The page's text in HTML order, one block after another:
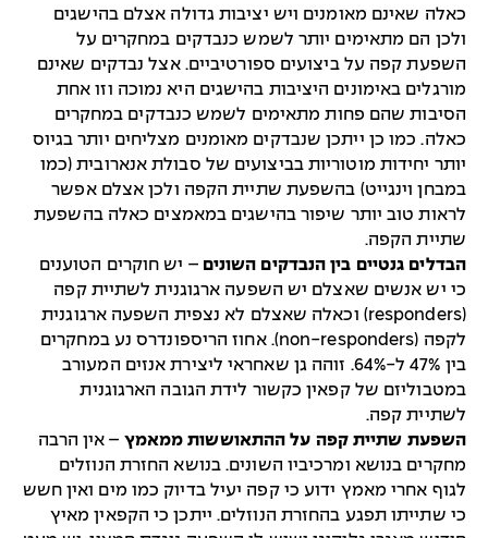
כאלה שאינם מאומנים ויש יציבות גדולה אצלם בהישגים
ולכן הם מתאימים יותר לשמש כנבדקים במחקרים על
השפעת קפה על ביצועים ספורטיביים. אצל נבדקים שאינם
מורגלים באימונים היציבות בהישגים היא נמוכה וזו אחת
הסיבות שהם פחות מתאימים לשמש כנבדקים במחקרים
כאלה. כמו כן ייתכן שנבדקים מאומנים מצליחים יותר בגיוס
יותר יחידות מוטוריות בביצועים של סבולת אנארובית (כמו
במבחן וינגייט) בהשפעת שתיית הקפה ולכן אצלם אפשר
לראות טוב יותר שיפור בהישגים במאמצים כאלה בהשפעת
שתיית הקפה.
הבדלים גנטיים בין הנבדקים השונים – יש חוקרים הטוענים
כי יש אנשים שאצלם יש השפעה ארגוגנית לשתיית קפה
(responders) וכאלה שאצלם לא נצפית השפעה ארגוגנית
לקפה (non-responders). אחוז הריספונדרס נע במחקרים
בין 47% ל-64%. זוהה גן שאחראי ליצירת אנזים המעורב
במטבוליזם של קפאין כקשור לידת הגובה הארגוגנית
לשתיית קפה.
השפעת שתיית קפה על ההתאוששות ממאמץ – אין הרבה
מחקרים בנושא ומרכיביו השונים. בנושא החזרת הנוזלים
לגוף אחרי מאמץ ידוע כי קפה יעיל בדיוק כמו מים ואין חשש
כי שתייתו תפגע בהחזרת הנוזלים. ייתכן כי הקפאין מאיץ